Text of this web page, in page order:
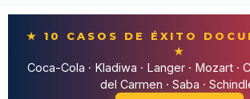
★ 10 CASOS DE ÉXITO
★
Coca-Cola · Kladiwa · Langer · Mozart ·
del Carmen · Saba ·